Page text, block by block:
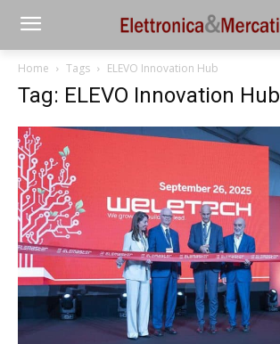
Home Tags ELEVO Innovation Hub
Tag: ELEVO Innovation Hub